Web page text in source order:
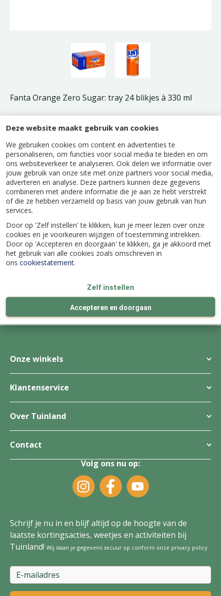
Deze website maakt gebruik van cookies
We gebruiken cookies om content en advertenties te
personaliseren, om functies voor social media te bieden en om
ons websiteverkeer te analyseren. Ook delen we informatie over
jouw gebruik van onze site met onze partners voor social media,
adverteren en analyse. Deze partners kunnen deze gegevens
combineren met andere informatie die je aan ze hebt verstrekt
of die ze hebben verzameld op basis van jouw gebruik van hun
services.
Door op 'Zelf instellen' te klikken, kun je meer lezen over onze
cookies en je voorkeuren wijzigen of toestemming intrekken.
Door op 'Accepteren en doorgaan' te klikken, ga je akkoord met
het gebruik van alle cookies zoals omschreven in
ons cookiestatement.
Zelf instellen
Accepteren en doorgaan
Fanta Orange Zero Sugar: tray 24 blikjes à 330 ml
Alleen verkrijgbaar in onze winkels.
Specificaties
EAN code 5000112661934
meer dan 100 jaar
winkels
Ieder seizoen verrassend vernieuwd
Onze winkels
Klantenservice
Over Tuinland
Contact
Volg ons nu op:
Schrijf je nu in en blijf altijd op de hoogte van de
laatste kortingsacties, weetjes en activiteiten bij
Tuinland! Wij slaan je gegevens secuur op conform onze privacy policy.